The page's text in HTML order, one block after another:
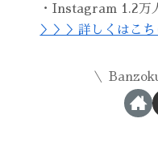
・Instagram 1.2万
＞＞＞詳しくはこち